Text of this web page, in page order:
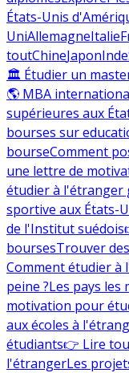
États-Unis
UniAllemagneItalie
toutChineJaponInde
🏛 Étudier un
🌎 MBA
supérieures aux
bourses sur
bourseComment
une lettre de
étudier à l'étranger
sportive aux États-
de l'Institut suédois
boursesTrouver
Comment étudier à
peine ?Les pays les
motivation pour
aux écoles à
étudiants👉 Lire
l'étrangerLes